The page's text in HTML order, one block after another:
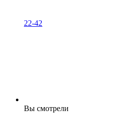
22-42
Вы смотрели